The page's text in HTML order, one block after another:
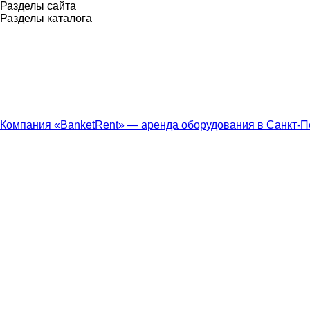
Разделы сайта
Разделы каталога
Компания «BanketRent» — аренда оборудования в Санкт-